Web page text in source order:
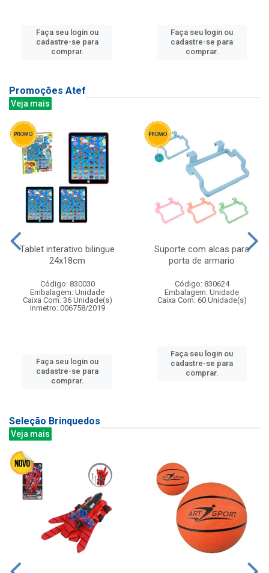
Faça seu login ou
cadastre-se para
comprar.
Faça seu login ou
cadastre-se para
comprar.
Promoções Atef
Veja mais
Tablet interativo bilingue
24x18cm
Código: 830030
Embalagem: Unidade
Caixa Com: 36 Unidade(s)
Inmetro: 006758/2019
Faça seu login ou
cadastre-se para
comprar.
Suporte com alcas para
porta de armario
Código: 830624
Embalagem: Unidade
Caixa Com: 60 Unidade(s)
Faça seu login ou
cadastre-se para
comprar.
Seleção Brinquedos
Veja mais